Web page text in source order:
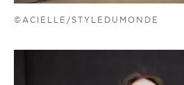
©ACIELLE/STYLEDUMONDE